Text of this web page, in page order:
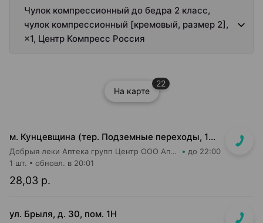
Чулок компрессионный до бедра 2 класс,
чулок компрессионный [кремовый, размер 2],
×1, Центр Компресс Россия
На карте
22
м. Кунцевщина (тер. Подземные переходы, 10, пом. 13)
Добрыя леки Аптека групп Центр ООО Аптека №15 до 22:00
28,03 р.
1 шт. обновл. в 20:01
ул. Брыля, д. 30, пом. 1Н